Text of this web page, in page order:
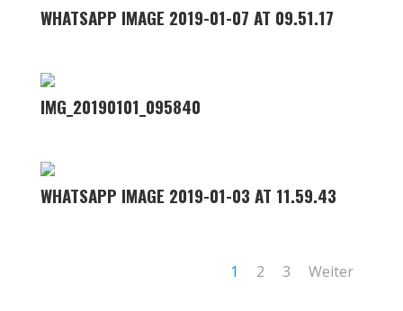
WHATSAPP IMAGE 2019-01-07 AT 09.51.17
IMG_20190101_095840
WHATSAPP IMAGE 2019-01-03 AT 11.59.43
1 2 3 Weiter